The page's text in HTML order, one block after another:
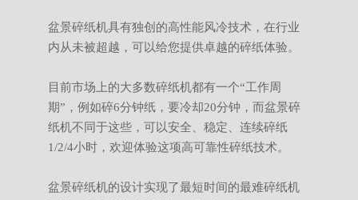
盆景碎纸机具有独创的高性能风冷技术，在行业
内从未被超越，可以给您提供卓越的碎纸体验。
目前市场上的大多数碎纸机都有一个“工作周
期”，例如碎6分钟纸，要冷却20分钟，而盆景碎
纸机不同于这些，可以安全、稳定、连续碎纸
1/2/4小时，欢迎体验这项高可靠性碎纸技术。
盆景碎纸机的设计实现了最短时间的最难碎纸机